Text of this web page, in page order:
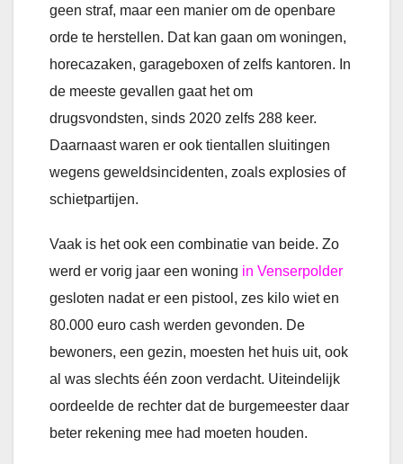
geen straf, maar een manier om de openbare
orde te herstellen. Dat kan gaan om woningen,
horecazaken, garageboxen of zelfs kantoren. In
de meeste gevallen gaat het om
drugsvondsten, sinds 2020 zelfs 288 keer.
Daarnaast waren er ook tientallen sluitingen
wegens geweldsincidenten, zoals explosies of
schietpartijen.
Vaak is het ook een combinatie van beide. Zo
werd er vorig jaar een woning in Venserpolder
gesloten nadat er een pistool, zes kilo wiet en
80.000 euro cash werden gevonden. De
bewoners, een gezin, moesten het huis uit, ook
al was slechts één zoon verdacht. Uiteindelijk
oordeelde de rechter dat de burgemeester daar
beter rekening mee had moeten houden.